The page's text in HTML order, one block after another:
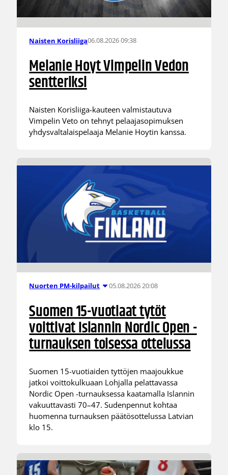
Naisten Korisliiga06.08.2026 09:38
Melanie Hoyt Vimpelin Vedon
sentteriksi
Naisten Korisliiga-kauteen valmistautuva
Vimpelin Veto on tehnyt pelaajasopimuksen
yhdysvaltalaispelaaja Melanie Hoytin kanssa.
Nuorten PM-kilpailut 05.08.2026 20:08
Suomen 15-vuotiaat tytöt
voittivat Islannin Nordic Open -
turnauksen toisessa ottelussa
Suomen 15-vuotiaiden tyttöjen maajoukkue
jatkoi voittokulkuaan Lohjalla pelattavassa
Nordic Open -turnauksessa kaatamalla Islannin
vakuuttavasti 70–47. Sudenpennut kohtaa
huomenna turnauksen päätösottelussa Latvian
klo 15.